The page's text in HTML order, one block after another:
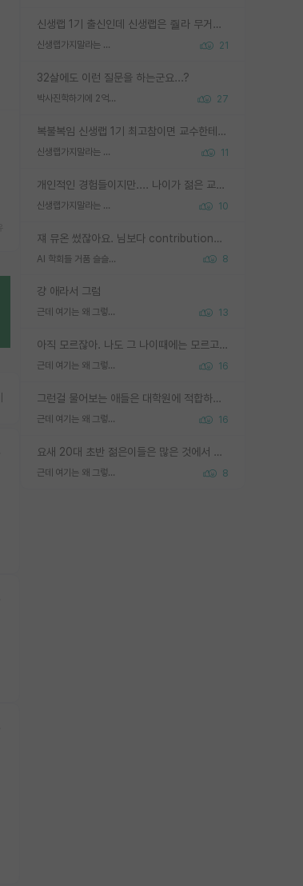
신생랩 1기 출신인데 신생랩은 줠라 무거운 바벨 같은거임. 들면 대박인데 못들면 깔려 죽음. 아무도 알려주지 않는 환경에서 자생해야하지만, 일단 살아남았다면 그 어떤 사람보다 악착같고 생존력 높은 사람으로 거듭날 수 있음
신생랩가지말라는 이유가 있었구나 21
32살에도 이런 질문을 하는군요...?
박사진학하기에 2억은 괜찮은 (?) 정도의 경제력인가요 27
복불복임 신생랩 1기 최고참이면 교수한테 직접 지도받는 시간이 매우 많음 제대로 된 교수라면 말이지 그게 아니라면 그냥 넌 해방 불가능한 노예 1호에 감점쓰레기통이 되는거고
신생랩가지말라는 이유가 있었구나 11
개인적인 경험들이지만.... 나이가 젊은 교수일수록 꼰대라는 가면을 쓴 채로 무례함을 행동하는 경우가 거의 90% 정도였음. 나이가 어린데 다른 또래들과 달리 명예, 권력, 재력까지 얻었으니 세상 다 가진 기분이겠지. 오히러 나이 든 교수들이 행동과 말을 더 조심하시더라.
신생랩가지말라는 이유가 있었구나 10
쟤 뮤온 썼잖아요. 님보다 contribution많음
AI 학회들 거품 슬슬 지적이 나오네요 8
걍 애라서 그럼
근데 여기는 왜 그렇게 SPK를 물어보는거임? 13
아직 모르잖아. 나도 그 나이때에는 모르고 평가 받고 안심하고 싶었어.
근데 여기는 왜 그렇게 SPK를 물어보는거임? 16
그런걸 물어보는 애들은 대학원에 적합하지 않다
근데 여기는 왜 그렇게 SPK를 물어보는거임? 16
요새 20대 초반 젊은이들은 많은 것에서 가성비를 따지더라고요. 내가 이 정도 인풋을 넣었을 때 그만큼 아웃풋이 나올 것인가? 사실 아웃풋이 인풋 대비 리니어하게 나오지 않는 영역을 시도하기 싫어한다는 느낌입니다.
근데 여기는 왜 그렇게 SPK를 물어보는거임? 8